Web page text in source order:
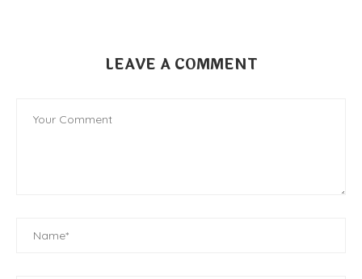
LEAVE A COMMENT